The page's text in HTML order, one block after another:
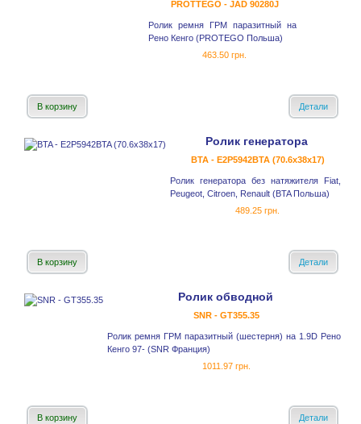
PROTTEGO - JAD 90280J
Ролик ремня ГРМ паразитный на
Рено Кенго (PROTEGO Польша)
463.50 грн.
В корзину Детали
Ролик генератора
BTA - E2P5942BTA (70.6x38x17)
Ролик генератора без натяжителя Fiat,
Peugeot, Citroen, Renault (BTA Польша)
489.25 грн.
В корзину Детали
Ролик обводной
SNR - GT355.35
Ролик ремня ГРМ паразитный (шестерня) на 1.9D Рено
Кенго 97- (SNR Франция)
1011.97 грн.
В корзину Детали